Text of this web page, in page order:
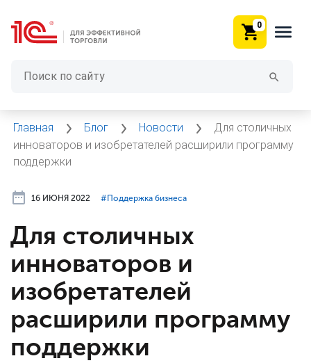
0
Главная Блог Новости
Для столичных
инноваторов и изобретателей расширили программу
поддержки
16 ИЮНЯ 2022 #⁣Поддержка бизнеса
Для столичных
инноваторов и
изобретателей
расширили программу
поддержки